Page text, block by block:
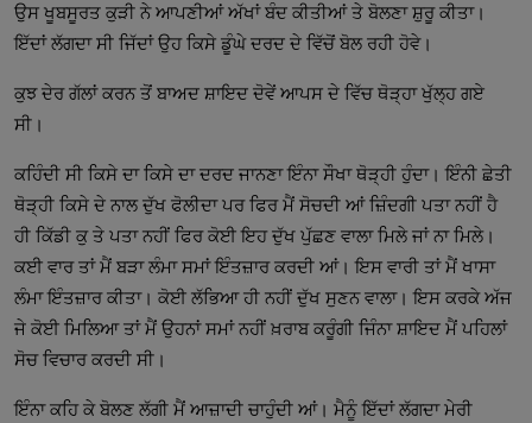
ਉਸ ਖੂਬਸੂਰਤ ਕੁੜੀ ਨੇ ਆਪਣੀਆਂ ਅੱਖਾਂ ਬੰਦ ਕੀਤੀਆਂ ਤੇ ਬੋਲਣਾ ਸ਼ੁਰੂ ਕੀਤਾ।
ਇੱਦਾਂ ਲੱਗਦਾ ਸੀ ਜਿੱਦਾਂ ਉਹ ਕਿਸੇ ਡੂੰਘੇ ਦਰਦ ਦੇ ਵਿੱਚੋਂ ਬੋਲ ਰਹੀ ਹੋਵੇ।
ਕੁਝ ਦੇਰ ਗੱਲਾਂ ਕਰਨ ਤੋਂ ਬਾਅਦ ਸ਼ਾਇਦ ਦੋਵੇਂ ਆਪਸ ਦੇ ਵਿੱਚ ਥੋੜ੍ਹਾ ਖੁੱਲ੍ਹ ਗਏ
ਸੀ।
ਕਹਿੰਦੀ ਸੀ ਕਿਸੇ ਦਾ ਕਿਸੇ ਦਾ ਦਰਦ ਜਾਨਣਾ ਇੰਨਾ ਸੌਖਾ ਥੋੜ੍ਹੀ ਹੁੰਦਾ। ਇੰਨੀ ਛੇਤੀ
ਥੋੜ੍ਹੀ ਕਿਸੇ ਦੇ ਨਾਲ ਦੁੱਖ ਫੋਲੀਦਾ ਪਰ ਫਿਰ ਮੈਂ ਸੋਚਦੀ ਆਂ ਜ਼ਿੰਦਗੀ ਪਤਾ ਨਹੀਂ ਹੈ
ਹੀ ਕਿੱਡੀ ਕੁ ਤੇ ਪਤਾ ਨਹੀਂ ਫਿਰ ਕੋਈ ਇਹ ਦੁੱਖ ਪੁੱਛਣ ਵਾਲਾ ਮਿਲੇ ਜਾਂ ਨਾ ਮਿਲੇ।
ਕਈ ਵਾਰ ਤਾਂ ਮੈਂ ਬੜਾ ਲੰਮਾ ਸਮਾਂ ਇੰਤਜ਼ਾਰ ਕਰਦੀ ਆਂ। ਇਸ ਵਾਰੀ ਤਾਂ ਮੈਂ ਖਾਸਾ
ਲੰਮਾ ਇੰਤਜ਼ਾਰ ਕੀਤਾ। ਕੋਈ ਲੱਭਿਆ ਹੀ ਨਹੀਂ ਦੁੱਖ ਸੁਣਨ ਵਾਲਾ। ਇਸ ਕਰਕੇ ਅੱਜ
ਜੇ ਕੋਈ ਮਿਲਿਆ ਤਾਂ ਮੈਂ ਉਹਨਾਂ ਸਮਾਂ ਨਹੀਂ ਖ਼ਰਾਬ ਕਰੂੰਗੀ ਜਿੰਨਾ ਸ਼ਾਇਦ ਮੈਂ ਪਹਿਲਾਂ
ਸੋਚ ਵਿਚਾਰ ਕਰਦੀ ਸੀ।
ਇੰਨਾ ਕਹਿ ਕੇ ਬੋਲਣ ਲੱਗੀ ਮੈਂ ਆਜ਼ਾਦੀ ਚਾਹੁੰਦੀ ਆਂ। ਮੈਨੂੰ ਇੱਦਾਂ ਲੱਗਦਾ ਮੇਰੀ